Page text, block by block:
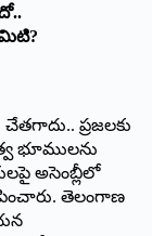
ప్రజలకు
భూములను
అసెంబ్లీలో
తెలంగాణ